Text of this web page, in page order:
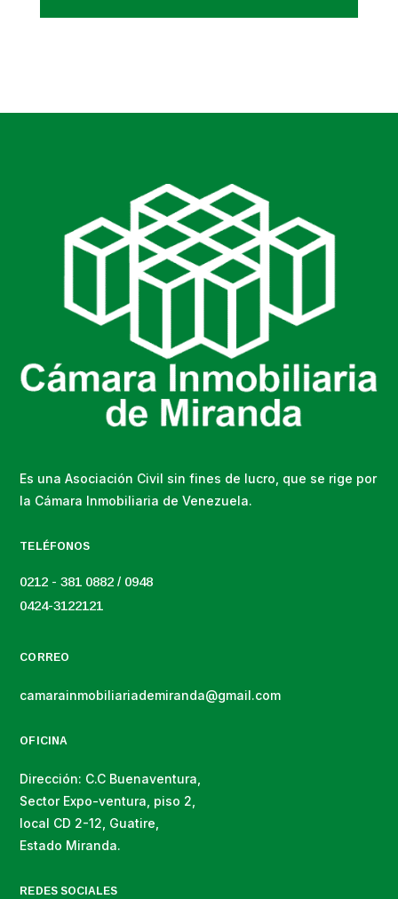
Es una Asociación Civil sin fines de lucro, que se rige por
la Cámara Inmobiliaria de Venezuela.
TELÉFONOS
0212 - 381 0882 / 0948
0424-3122121
CORREO
camarainmobiliariademiranda@gmail.com
OFICINA
Dirección: C.C Buenaventura,
Sector Expo-ventura, piso 2,
local CD 2-12, Guatire,
Estado Miranda.
REDES SOCIALES